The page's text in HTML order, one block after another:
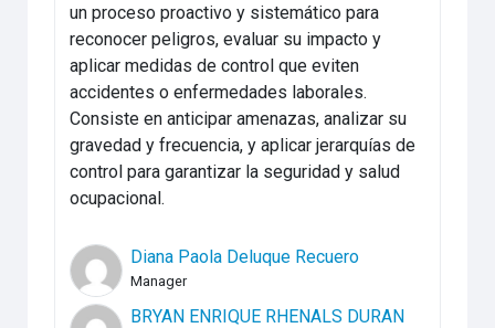
un proceso proactivo y sistemático para
reconocer peligros, evaluar su impacto y
aplicar medidas de control que eviten
accidentes o enfermedades laborales.
Consiste en anticipar amenazas, analizar su
gravedad y frecuencia, y aplicar jerarquías de
control para garantizar la seguridad y salud
ocupacional.
Diana Paola Deluque Recuero
Manager
BRYAN ENRIQUE RHENALS DURAN